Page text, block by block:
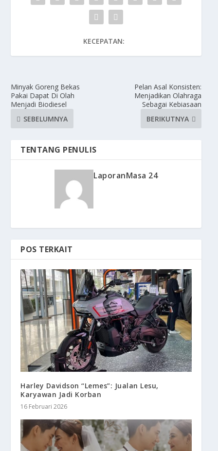
KECEPATAN:
Minyak Goreng Bekas
Pakai Dapat Di Olah
Menjadi Biodiesel
SEBELUMNYA
Pelan Asal Konsisten:
Menjadikan Olahraga
Sebagai Kebiasaan
BERIKUTNYA
TENTANG PENULIS
LaporanMasa 24
POS TERKAIT
Harley Davidson “Lemes”: Jualan Lesu,
Karyawan Jadi Korban
16 Februari 2026